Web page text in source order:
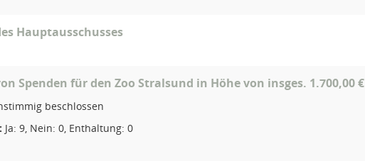
Hauptausschusses
Spenden für den Zoo Stralsund in Höhe von insges. 1.700,00 €
beschlossen
Ja: 9, Nein: 0, Enthaltung: 0